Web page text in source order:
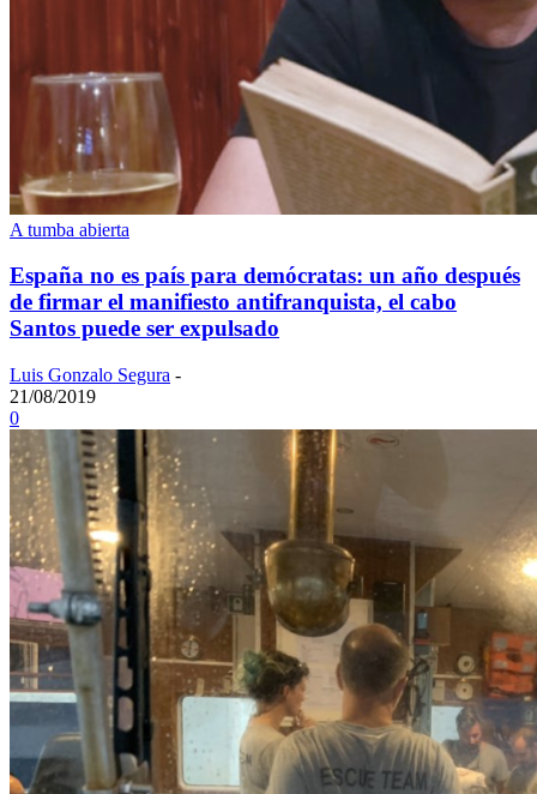
A tumba abierta
España no es país para demócratas: un año después
de firmar el manifiesto antifranquista, el cabo
Santos puede ser expulsado
Luis Gonzalo Segura -
21/08/2019
0